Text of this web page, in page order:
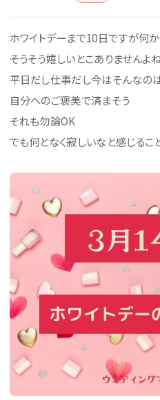
ホワイトデーまで10日ですが何
そうそう嬉しいとこありませんよ
平日だし仕事だし今はそんなの
自分へのご褒美で済まそう
それも勿論OK
でも何となく寂しいなと感じるこ